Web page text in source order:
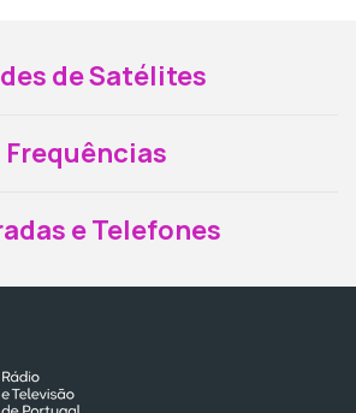
de Satélites
Frequências
e Telefones